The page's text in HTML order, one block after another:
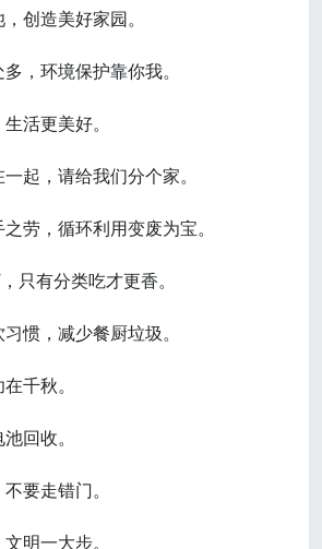
创造美好家园。
，环境保护靠你我。
活更美好。
起，请给我们分个家。
劳，循环利用变废为宝。
只有分类吃才更香。
惯，减少餐厨垃圾。
千秋。
回收。
要走错门。
明一大步。